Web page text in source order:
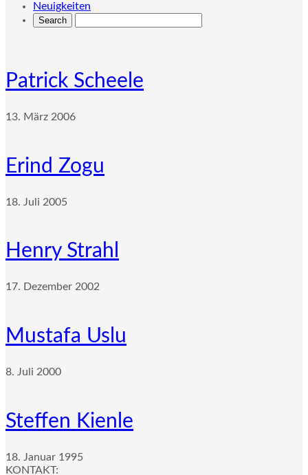
Neuigkeiten
Patrick Scheele
13. März 2006
Erind Zogu
18. Juli 2005
Henry Strahl
17. Dezember 2002
Mustafa Uslu
8. Juli 2000
Steffen Kienle
18. Januar 1995
KONTAKT: